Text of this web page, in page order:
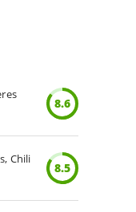
8.6
Chili
8.5